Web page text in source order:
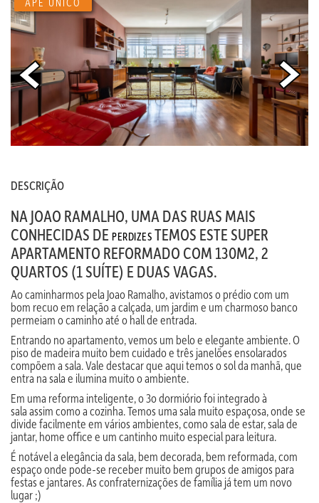
DESCRIÇÃO
NA JOAO RAMALHO, UMA DAS RUAS MAIS
CONHECIDAS DE PERDIZES TEMOS ESTE SUPER
APARTAMENTO REFORMADO COM 130M2, 2
QUARTOS (1 SUÍTE) E DUAS VAGAS.
Ao caminharmos pela Joao Ramalho, avistamos o prédio com um
bom recuo em relação a calçada, um jardim e um charmoso banco
permeiam o caminho até o hall de entrada.
Entrando no apartamento, vemos um belo e elegante ambiente. O
piso de madeira muito bem cuidado e três janelões ensolarados
compõem a sala. Vale destacar que aqui temos o sol da manhã, que
entra na sala e ilumina muito o ambiente.
Em uma reforma inteligente, o 3o dormiório foi integrado à
sala assim como a cozinha. Temos uma sala muito espaçosa, onde se
divide facilmente em vários ambientes, como sala de estar, sala de
jantar, home office e um cantinho muito especial para leitura.
É notável a elegância da sala, bem decorada, bem reformada, com
espaço onde pode-se receber muito bem grupos de amigos para
festas e jantares. As confraternizações de família já tem um novo
lugar ;)